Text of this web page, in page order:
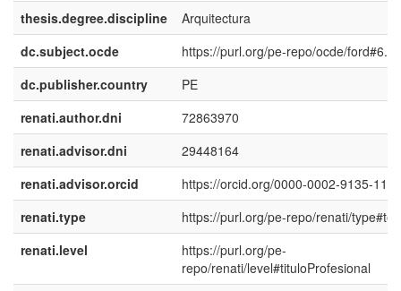
thesis.degree.discipline
Arquitectura
dc.subject.ocde
https://purl.org/pe-repo/ocde/
dc.publisher.country
PE
renati.author.dni
72863970
renati.advisor.dni
29448164
renati.advisor.orcid
https://orcid.org/0000-0002-9135-1134
renati.type
https://purl.org/pe-repo/renati/
renati.level
https://purl.org/pe-
repo/renati/level#tituloProfesional